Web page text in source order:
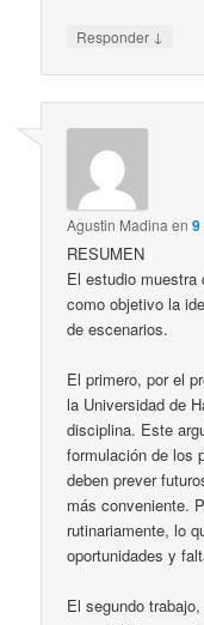
Responder ↓
Agustin Madina en9
RESUMEN
El estudio muestra
como objetivo la
de escenarios.
El primero, por el
la Universidad de
disciplina. Este
formulación de los
deben prever
más conveniente.
rutinariamente, lo
oportunidades y
El segundo